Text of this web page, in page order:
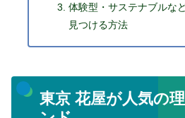
体験型・サステナブルな
見つける方法
東京 花屋が人気の